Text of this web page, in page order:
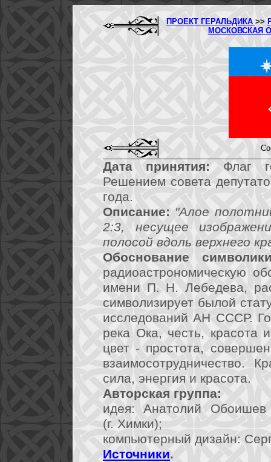
ПРОЕКТ ГЕРАЛЬДИКА >>
МОСКОВСКАЯ
Дата принятия: Флаг
Решением совета
года.
Описание: "Алое
2:3, несущее
полосой вдоль верхнего
Обоснование
радиоастрономическую
имени П. Н. Лебедева,
символизирует былой
исследований АН СССР.
река Ока, честь, красота
цвет - простота,
взаимосотрудничество.
сила, энергия и красота.
Авторская группа:
идея: Анатолий
(г. Химки);
компьютерный дизайн:
Источники.